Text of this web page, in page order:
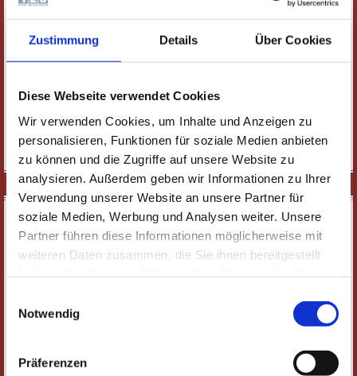
Zustimmung Details Über Cookies
Diese Webseite verwendet Cookies
Wir verwenden Cookies, um Inhalte und Anzeigen zu
personalisieren, Funktionen für soziale Medien anbieten
zu können und die Zugriffe auf unsere Website zu
analysieren. Außerdem geben wir Informationen zu Ihrer
Verwendung unserer Website an unsere Partner für
soziale Medien, Werbung und Analysen weiter. Unsere
Partner führen diese Informationen möglicherweise mit
weiteren Daten zusammen, die Sie ihnen bereitgestellt
Datenschutzhinweise
Notwendig
Präferenzen
Bücherhaus Jansen
Bernhard Dorn "Drucken und Lernen", Raunheim
GPR Gesundheits- und Pflegezentrum Rüsselsheim
Naturfreunde Rüsselsheim
Stadtbücherei Rüsselsheim
ILLUST_RATIO 3
In Kooperation mit:
Frankfurter Allgemeine Sonntagszeitung
Illustratoren Organisation e.V.
GPR Gesundheits- und Pflegezentrum Rüsselsheim